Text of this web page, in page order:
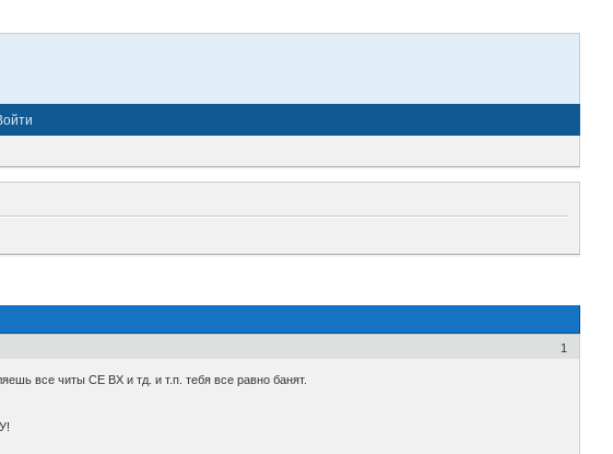
1
все читы CE ВХ и тд. и т.п. тебя все равно банят.